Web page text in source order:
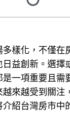
多樣化，不僅在
益創新。選擇
一項重要且需
來越受到關注
紹台灣房市中